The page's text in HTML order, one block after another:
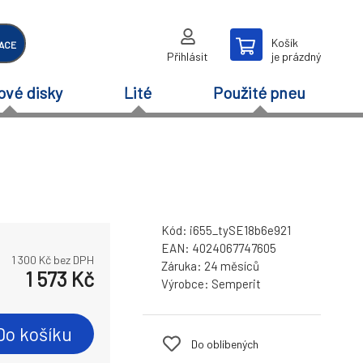
Přihlásit
Košík
je prázdný
disky Lité Použité pneu
1 300 Kč bez DPH
1 573 Kč
košíku
Kód: i655_tySE18b6e921
EAN: 4024067747605
Záruka: 24 měsíců
Výrobce: Semperit
Do oblíbených